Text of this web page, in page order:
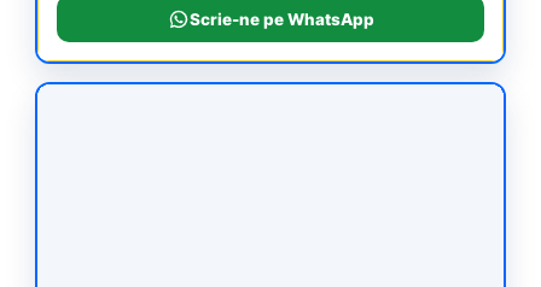
Scrie-ne pe WhatsApp